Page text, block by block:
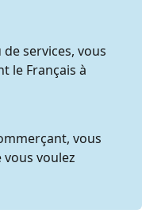
services, vous
le Français à
vous
voulez